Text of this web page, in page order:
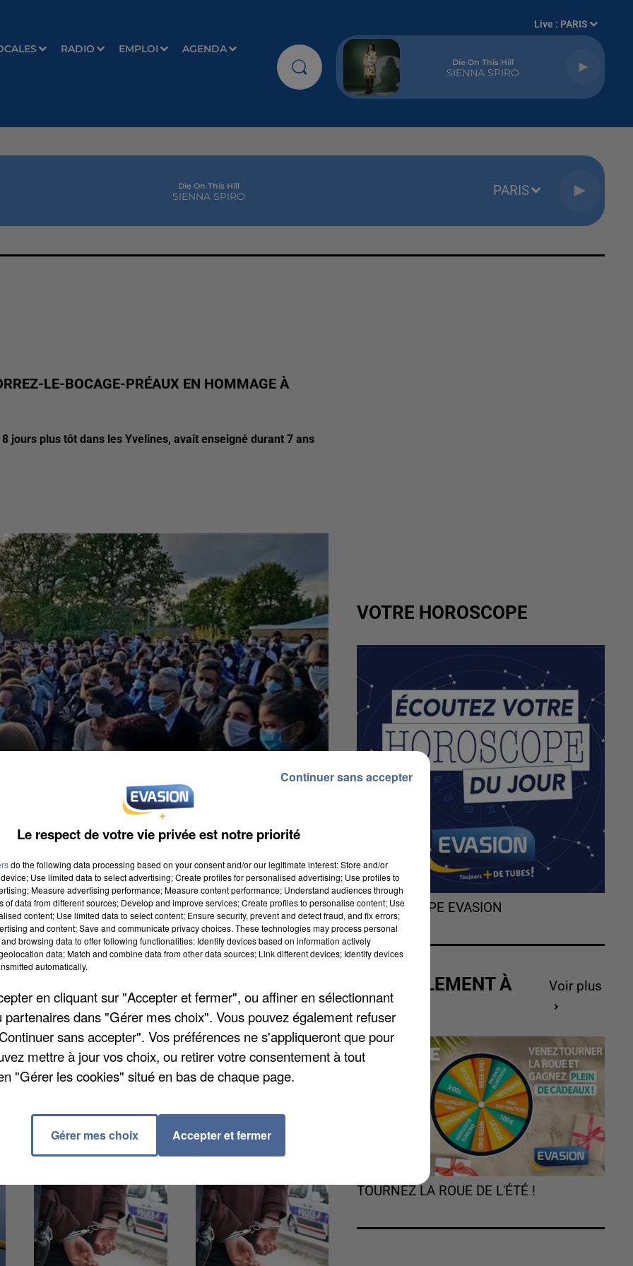
RADIO EMPLOI AGENDA
Live : PARIS
Die On This Hill
SIENNA SPIRO
Die On This Hill
SIENNA SPIRO PARIS
LE-BOCAGE-PRÉAUX EN HOMMAGE À
jours plus tôt dans les Yvelines, avait enseigné durant 7 ans
8 jours plus tôt dans les Yvelines, avait
de la commune, jusqu'en 2018. En plus d'anciens
la victime, plusieurs élus étaient également
Pulvar, aujourd'hui adjointe au maire de Paris.
dans lequel il a rappelé qu'il ne fallait pas céder
De nombreuses fleurs ont été déposées à
a lu une lettre ouverte au fils de la victime, âgé de
VOTRE HOROSCOPE
L'HOROSCOPE EVASION
ACTUELLEMENT À
GAGNER
Voir plus
TOURNEZ LA ROUE DE L'ÉTÉ !
Le respect de votre vie privée est notre priorité
do the following data processing based on your consent and/or our legitimate interest: Store and/or
Use limited data to select advertising; Create profiles for personalised advertising; Use profiles to
Measure advertising performance; Measure content performance; Understand audiences through
of data from different sources; Develop and improve services; Create profiles to personalise content; Use
content; Use limited data to select content; Ensure security, prevent and detect fraud, and fix errors;
and content; Save and communicate privacy choices. These technologies may process personal
browsing data to offer following functionalities: Identify devices based on information actively
data; Match and combine data from other data sources; Link different devices; Identify devices
automatically.
en cliquant sur "Accepter et fermer", ou affiner en sélectionnant
partenaires dans "Gérer mes choix". Vous pouvez également refuser
sans accepter". Vos préférences ne s'appliqueront que pour
mettre à jour vos choix, ou retirer votre consentement à tout
"Gérer les cookies" situé en bas de chaque page.
Gérer mes choix Accepter et fermer
Continuer sans accepter